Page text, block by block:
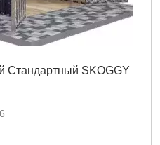
Стандартный SKOGGY